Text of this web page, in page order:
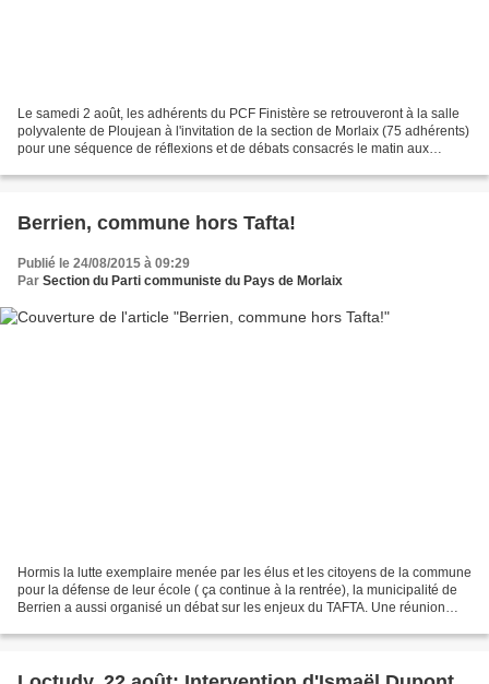
Le samedi 2 août, les adhérents du PCF Finistère se retrouveront à la salle
polyvalente de Ploujean à l'invitation de la section de Morlaix (75 adhérents)
pour une séquence de réflexions et de débats consacrés le matin aux
Berrien, commune hors Tafta!
Publié le 24/08/2015 à 09:29
Par Section du Parti communiste du Pays de Morlaix
Hormis la lutte exemplaire menée par les élus et les citoyens de la commune
pour la défense de leur école ( ça continue à la rentrée), la municipalité de
Berrien a aussi organisé un débat sur les enjeux du TAFTA. Une réunion